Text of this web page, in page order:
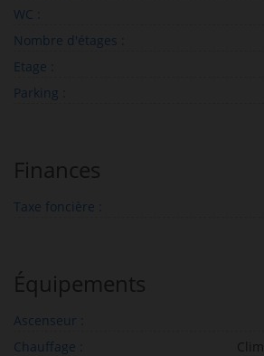
WC :
Nombre d'étages :
Etage :
Parking :
Finances
Taxe foncière :
Équipements
Ascenseur :
Chauffage :